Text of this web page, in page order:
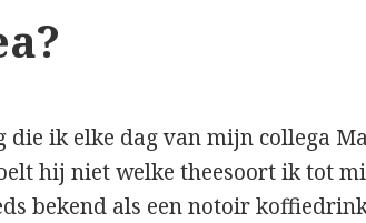
die ik elke dag van mijn collega
hij niet welke theesoort ik tot
bekend als een notoir